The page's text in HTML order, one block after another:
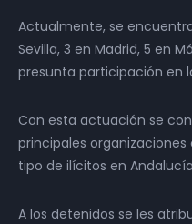
Actualmente, se
Sevilla, 3 en Madrid, 5 en
presunta participación en
Con esta actuación se
principales
tipo de ilícitos en
A los detenidos se les